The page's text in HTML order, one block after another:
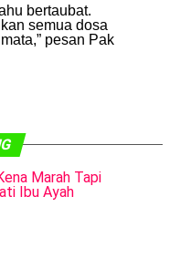
bertaubat.
semua dosa
pesan Pak